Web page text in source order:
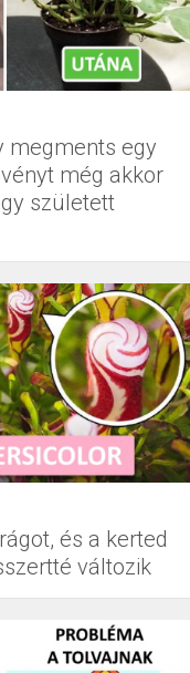
megments egy
még akkor
született
és a kerted
változik